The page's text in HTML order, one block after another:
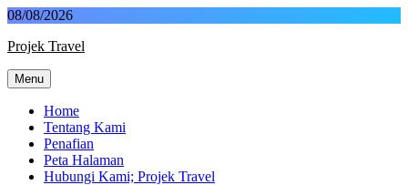
Skip
content
08/08/2026
Projek Travel
Malaysia Travel Portal
Menu
Home
Tentang Kami
Penafian
Peta Halaman
Hubungi Kami; Projek Travel